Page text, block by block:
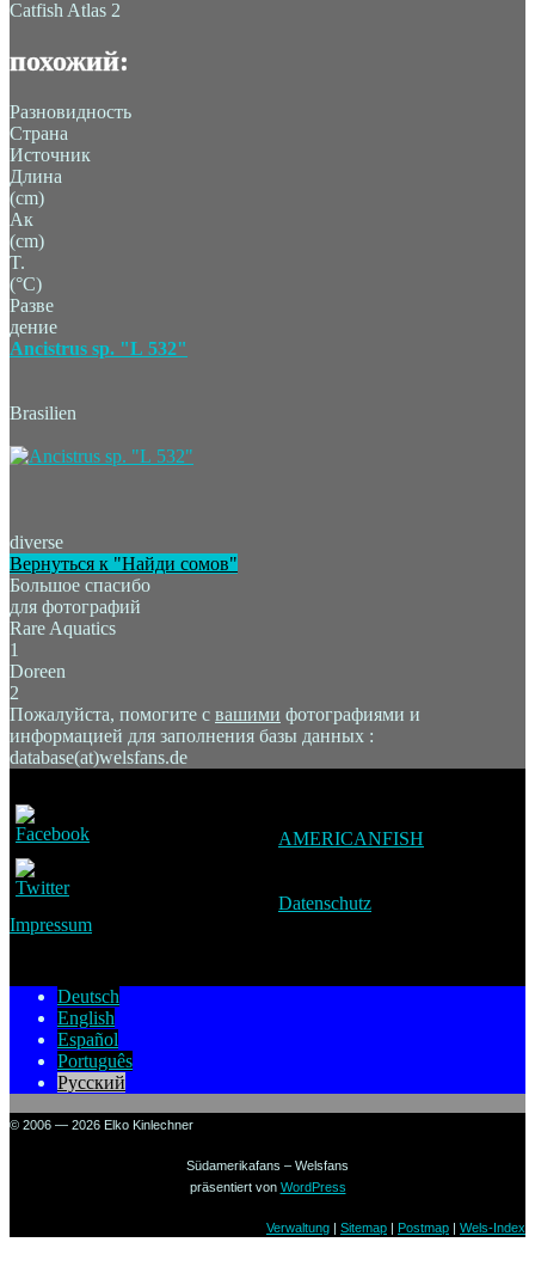
Catfish Atlas 2
похожий:
Разновидность
Страна
Источник
Длина
(cm)
Ак
(cm)
T.
(°C)
Разве
дение
Ancistrus sp. "L 532"
Brasilien
diverse
Вернуться к "Найди сомов"
Большое спасибо
для фотографий
Rare Aquatics
1
Doreen
2
Пожалуйста, помогите с вашими фотографиями и
информацией для заполнения базы данных :
database(at)welsfans.de
AMERICANFISH
Datenschutz
Impressum
Deutsch
English
Español
Português
Русский
© 2006 — 2026 Elko Kinlechner
Südamerikafans – Welsfans
präsentiert von WordPress
Verwaltung | Sitemap | Postmap | Wels-Index